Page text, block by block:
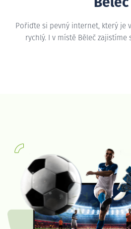
Pořiďte si pevný internet, který je
rychlý. I v místě Běleč